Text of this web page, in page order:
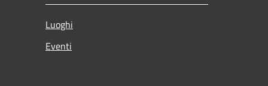
Luoghi
Eventi